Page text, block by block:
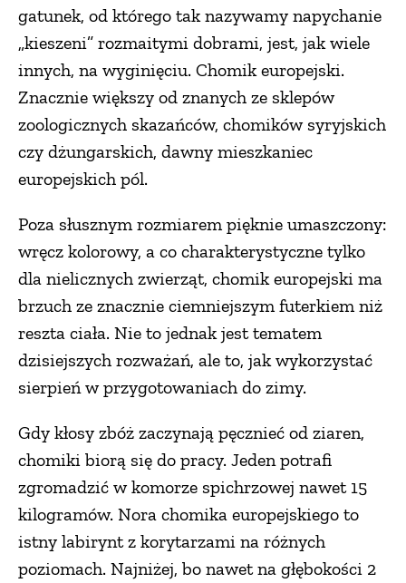
gatunek, od którego tak nazywamy napychanie
„kieszeni” rozmaitymi dobrami, jest, jak wiele
innych, na wyginięciu. Chomik europejski.
Znacznie większy od znanych ze sklepów
zoologicznych skazańców, chomików syryjskich
czy dżungarskich, dawny mieszkaniec
europejskich pól.
Poza słusznym rozmiarem pięknie umaszczony:
wręcz kolorowy, a co charakterystyczne tylko
dla nielicznych zwierząt, chomik europejski ma
brzuch ze znacznie ciemniejszym futerkiem niż
reszta ciała. Nie to jednak jest tematem
dzisiejszych rozważań, ale to, jak wykorzystać
sierpień w przygotowaniach do zimy.
Gdy kłosy zbóż zaczynają pęcznieć od ziaren,
chomiki biorą się do pracy. Jeden potrafi
zgromadzić w komorze spichrzowej nawet 15
kilogramów. Nora chomika europejskiego to
istny labirynt z korytarzami na różnych
poziomach. Najniżej, bo nawet na głębokości 2
PRZYSTAWKI
ZUPY
DANIA GŁÓWNE
CIASTA I DESERY
DODATKI
PRZETWORY
INNE